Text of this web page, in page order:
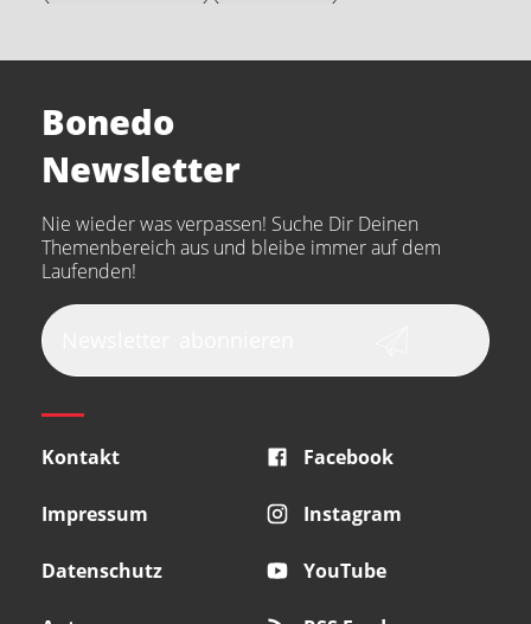
Arturia
the t.bone
Thomann
Walrus Audio
Epiphone
beyerdynamic
Audio-Technica
Presonus
Bonedo
Newsletter
Nie wieder was verpassen! Suche Dir Deinen
Themenbereich aus und bleibe immer auf dem
Laufenden!
Kontakt
Impressum
Datenschutz
Facebook
Instagram
YouTube